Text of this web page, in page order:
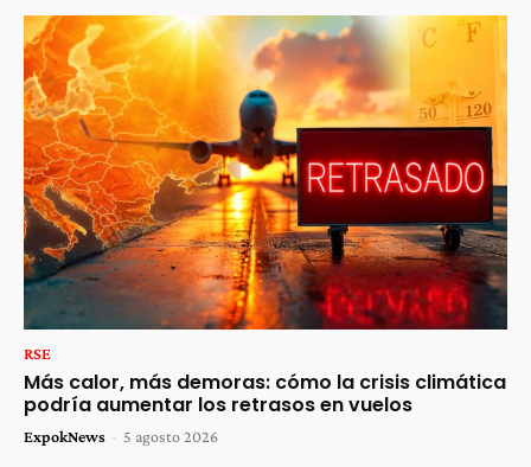
RSE
Más calor, más demoras: cómo la crisis climática
podría aumentar los retrasos en vuelos
ExpokNews - 5 agosto 2026